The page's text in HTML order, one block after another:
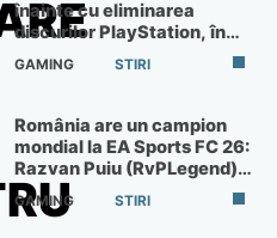
înainte cu eliminarea
discurilor PlayStation, în
ciuda protestelor
GAMING STIRI
România are un campion
mondial la EA Sports FC 26:
Razvan Puiu (RvPLegend)
câștigă turneul de la Paris
GAMING STIRI